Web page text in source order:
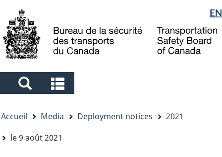
to
main
to
"About
government"
à
la
Sélection
de
la
langue
EN
Search
and
menus
and
menus
êtes
ici
Accueil Media Deployment notices
2021
le 9 août 2021